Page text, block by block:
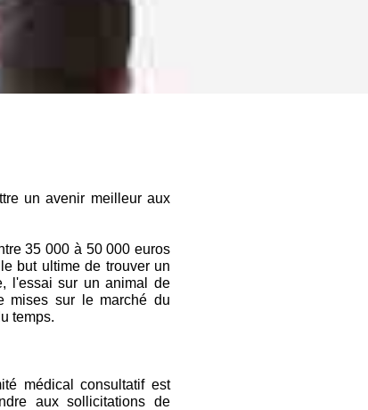
un avenir meilleur aux
35 000 à 50 000 euros
but ultime de trouver un
l'essai sur un animal de
mises sur le marché du
temps.
médical consultatif est
aux sollicitations de